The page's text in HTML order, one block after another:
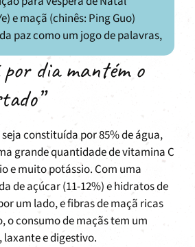
e maçã (chinês: Ping Guo)
paz como um jogo de palavras,
por dia mantém o
constituída por 85% de água,
grande quantidade de vitamina C
e muito potássio. Com uma
de açúcar (11-12%) e hidratos de
um lado, e fibras de maçã ricas
o consumo de maçãs tem um
e digestivo.